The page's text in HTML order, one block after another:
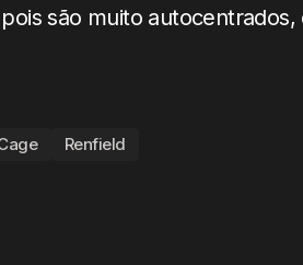
são muito autocentrados,
Renfield